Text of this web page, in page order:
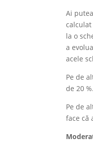
Ai
la o
a
acele
Pe de
de 20 %.
Pe de
face că